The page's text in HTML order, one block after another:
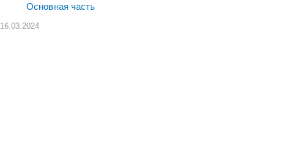
Основная часть
16.03.2024